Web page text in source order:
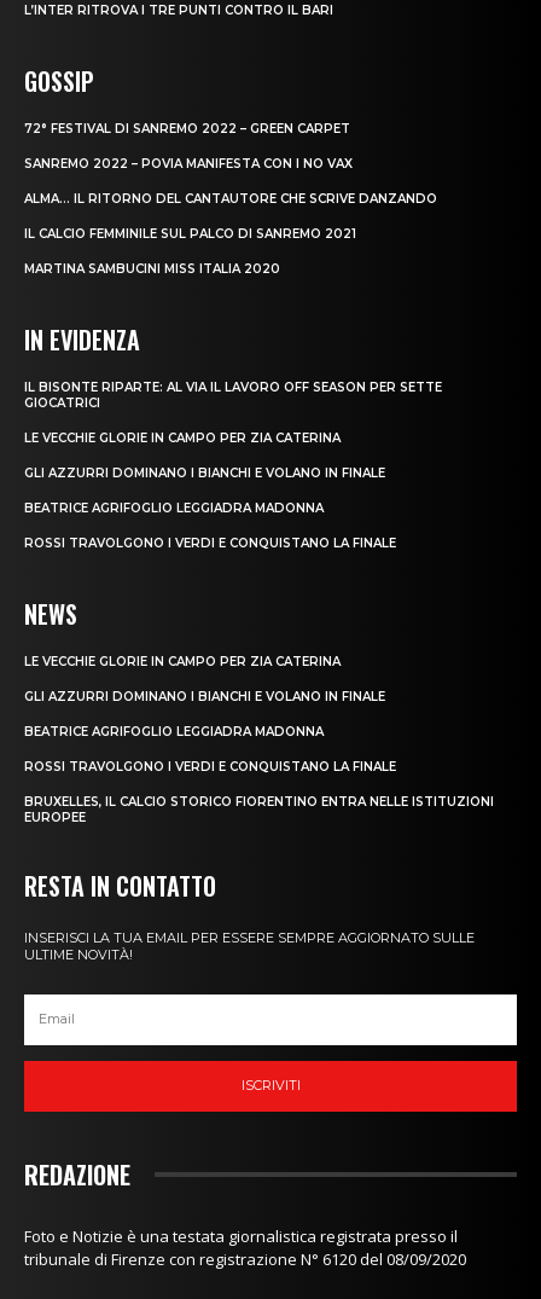
L’INTER RITROVA I TRE PUNTI CONTRO IL BARI
GOSSIP
72° FESTIVAL DI SANREMO 2022 – GREEN CARPET
SANREMO 2022 – POVIA MANIFESTA CON I NO VAX
ALMA… IL RITORNO DEL CANTAUTORE CHE SCRIVE DANZANDO
IL CALCIO FEMMINILE SUL PALCO DI SANREMO 2021
MARTINA SAMBUCINI MISS ITALIA 2020
IN EVIDENZA
IL BISONTE RIPARTE: AL VIA IL LAVORO OFF SEASON PER SETTE
GIOCATRICI
LE VECCHIE GLORIE IN CAMPO PER ZIA CATERINA
GLI AZZURRI DOMINANO I BIANCHI E VOLANO IN FINALE
BEATRICE AGRIFOGLIO LEGGIADRA MADONNA
ROSSI TRAVOLGONO I VERDI E CONQUISTANO LA FINALE
NEWS
LE VECCHIE GLORIE IN CAMPO PER ZIA CATERINA
GLI AZZURRI DOMINANO I BIANCHI E VOLANO IN FINALE
BEATRICE AGRIFOGLIO LEGGIADRA MADONNA
ROSSI TRAVOLGONO I VERDI E CONQUISTANO LA FINALE
BRUXELLES, IL CALCIO STORICO FIORENTINO ENTRA NELLE ISTITUZIONI
EUROPEE
RESTA IN CONTATTO
INSERISCI LA TUA EMAIL PER ESSERE SEMPRE AGGIORNATO SULLE
ULTIME NOVITÀ!
ISCRIVITI
REDAZIONE
Foto e Notizie è una testata giornalistica registrata presso il
tribunale di Firenze con registrazione N° 6120 del 08/09/2020